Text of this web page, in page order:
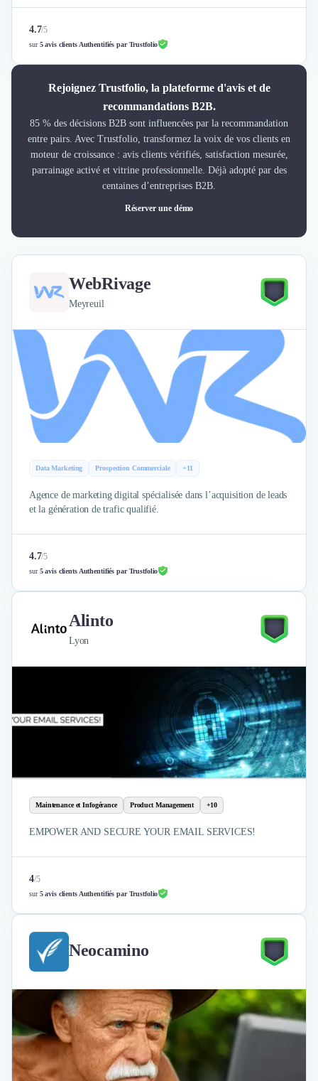
4.7/5
sur5 avis clients Authentifiés par Trustfolio
Rejoignez Trustfolio, la plateforme d'avis et de
recommandations B2B.
85 % des décisions B2B sont influencées par la recommandation
entre pairs. Avec Trustfolio, transformez la voix de vos clients en
moteur de croissance : avis clients vérifiés, satisfaction mesurée,
parrainage activé et vitrine professionnelle. Déjà adopté par des
centaines d’entreprises B2B.
Réserver une démo
WebRivage
Meyreuil
Data Marketing Prospection Commerciale +11
Agence de marketing digital spécialisée dans l’acquisition de leads
et la génération de trafic qualifié.
4.7/5
sur5 avis clients Authentifiés par Trustfolio
Alinto
Lyon
Maintenance et Infogérance Product Management +10
EMPOWER AND SECURE YOUR EMAIL SERVICES!
4/5
sur5 avis clients Authentifiés par Trustfolio
Neocamino